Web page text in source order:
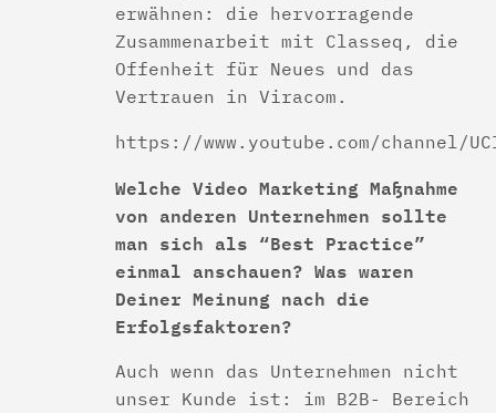
erwähnen: die hervorragende
Zusammenarbeit mit Classeq, die
Offenheit für Neues und das
Vertrauen in Viracom.
https://www.youtube.com/channel/
Welche Video Marketing Maßnahme
von anderen Unternehmen sollte
man sich als “Best Practice”
einmal anschauen? Was waren
Deiner Meinung nach die
Erfolgsfaktoren?
Auch wenn das Unternehmen nicht
unser Kunde ist: im B2B- Bereich